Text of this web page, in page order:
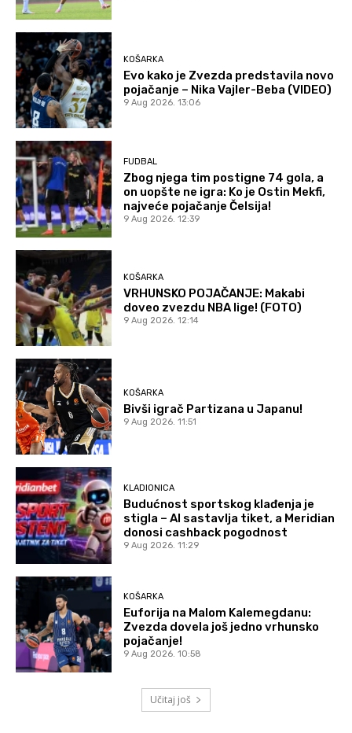
KOŠARKA
Evo kako je Zvezda predstavila novo
pojačanje – Nika Vajler-Beba (VIDEO)
9 Aug 2026. 13:06
FUDBAL
Zbog njega tim postigne 74 gola, a
on uopšte ne igra: Ko je Ostin Mekfi,
najveće pojačanje Čelsija!
9 Aug 2026. 12:39
KOŠARKA
VRHUNSKO POJAČANJE: Makabi
doveo zvezdu NBA lige! (FOTO)
9 Aug 2026. 12:14
KOŠARKA
Bivši igrač Partizana u Japanu!
9 Aug 2026. 11:51
KLADIONICA
Budućnost sportskog klađenja je
stigla – AI sastavlja tiket, a Meridian
donosi cashback pogodnost
9 Aug 2026. 11:29
KOŠARKA
Euforija na Malom Kalemegdanu:
Zvezda dovela još jedno vrhunsko
pojačanje!
9 Aug 2026. 10:58
Učitaj još